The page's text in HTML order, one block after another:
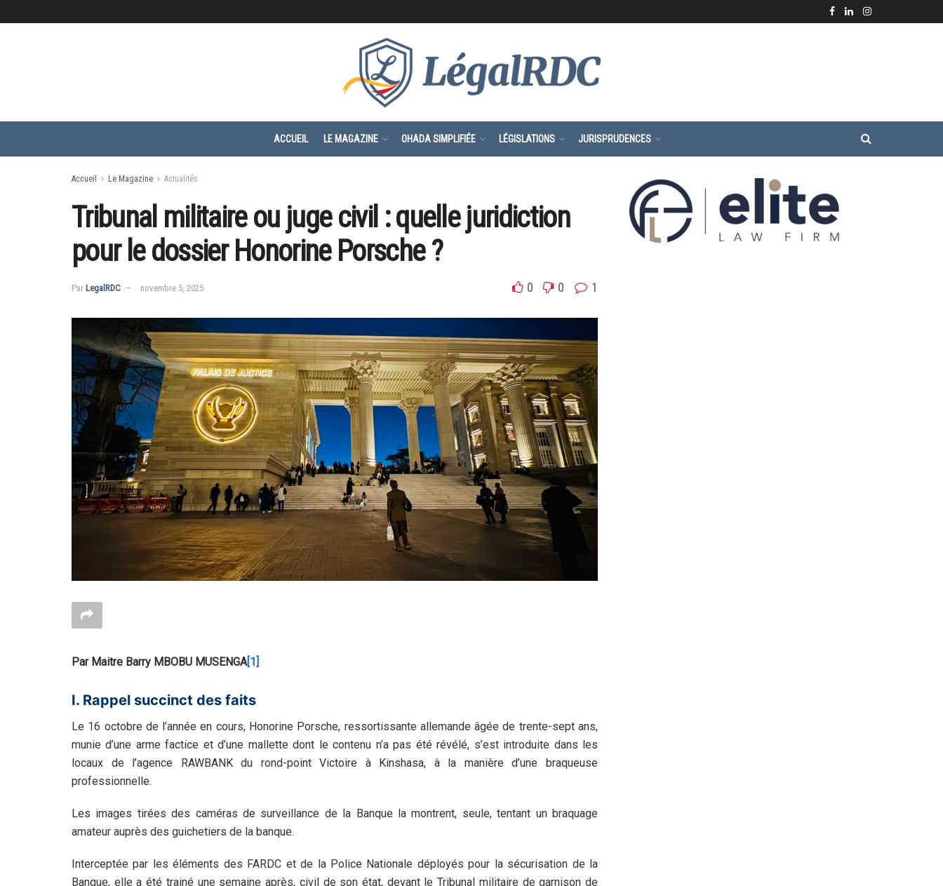
ACCUEIL LE MAGAZINE OHADA SIMPLIFIÉE LÉGISLATIONS JURISPRUDENCES
Accueil Le Magazine Actualités
Tribunal militaire ou juge civil : quelle juridiction
pour le dossier Honorine Porsche ?
Par LegalRDC novembre 5, 2025 0 0 1
Par Maitre Barry MBOBU MUSENGA[1]
I. Rappel succinct des faits
Le 16 octobre de l’année en cours, Honorine Porsche, ressortissante allemande âgée de trente-sept ans,
munie d’une arme factice et d’une mallette dont le contenu n’a pas été révélé, s’est introduite dans les
locaux de l’agence RAWBANK du rond-point Victoire à Kinshasa, à la manière d’une braqueuse
professionnelle.
Les images tirées des caméras de surveillance de la Banque la montrent, seule, tentant un braquage
amateur auprès des guichetiers de la banque.
Interceptée par les éléments des FARDC et de la Police Nationale déployés pour la sécurisation de la
Banque, elle a été trainé une semaine après, civil de son état, devant le Tribunal militaire de garnison de